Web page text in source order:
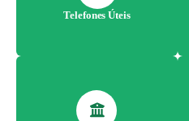
Telefones Úteis